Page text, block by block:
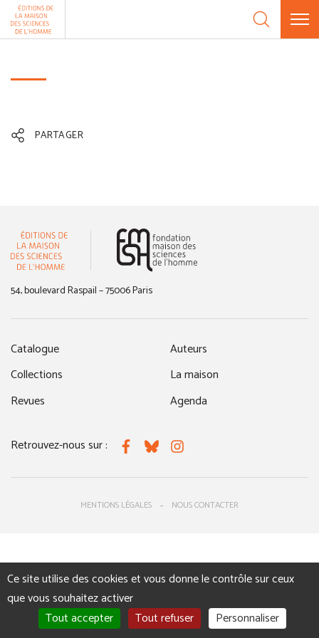
Aller au contenu
PARTAGER
54, boulevard Raspail – 75006 Paris
Catalogue
Collections
Revues
Auteurs
La maison
Agenda
Retrouvez-nous sur : FacebookBlueskyInstagram
MENTIONS LÉGALES NOUS CONTACTER
Panneau de gestion des cookies
Ce site utilise des cookies et vous donne le contrôle sur ceux
que vous souhaitez activer
Tout accepter
Tout refuser Personnaliser